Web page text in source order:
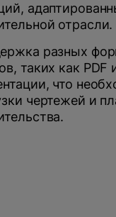
отрасли.
разных
таких как PDF
что
чертежей и